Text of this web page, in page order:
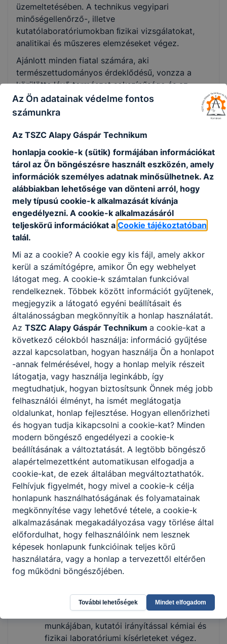
üzemeltetésében. A technikus vegyipari
minőségellenőrző-, illetve
kutatólaboratóriumokban ﬁzikai vizsgálatokat,
analitikai és műszeres elemzéseket végez.
Ajánlott minden fiatal számára, aki
természettudományos érdeklődésű, vonzza a
körülötte lévő természet sokszínűsége és az
anyagok megismerése. Jó választás annak, aki
szeret kísérletezni és összefüggéseket felismerni,
KOMPETENCIAELVÁRÁS
Természettudományos gondolkodás,
környezettudatos szemlélet, precíz, biztos
munkavégzés, azonnali helyzetfelismerés, logikus
gondolkodás, kézügyesség, csapatmunka.
A SZAKKÉPZETTSÉGGEL RENDELKEZŐ
felméri a vizsgálatokhoz szükséges
vegyszerek, anyagok, mérőműszerek és
eszközök mennyiségét és műszaki
állapotát;
ellenőrzi, irányítja az alapanyagok,
gyártási segédanyagok beszállítását,
raktározását és feldolgozását;
intézkedik az üzemzavarok, minőségi
problémák elhárítása érdekében;
intézkedik a gyártás során felmerülő
javítási, karbantartási munkák elvégzése
felől;
gondoskodik a gyártási feltételek
folyamatos fenntartásáról, ellenőrzi a
zavartalan alapanyag- és energiaellátást;
elvégzi a termeléssel összefüggésben
szükséges közvetlen minőségi ellenőrző
laboratóriumi vizsgálatokat;
laboratóriumi műveleteket hajt végre
önállóan vagy magasabb képzettségű
szakember (üzemmérnök vagy mérnök)
irányításával, utasítások alapján, illetve
műszaki leírás, egyéb dokumentum
alapján;
mintákat vesz vagy átveszi a vizsgálandó
mintákat, analitikai munkát végez;
kiértékeli az elvégzett laboratóriumi
az előírásokkal;
részt vesz a kutatólaboratóriumok
munkájában, kutatói irányítással kémiai és
fizikai laboratóriumi kísérleteket végez.
Az Ön adatainak védelme fontos
számunkra
Az TSZC Alapy Gáspár Technikum
honlapja cookie-k (sütik) formájában információkat
tárol az Ön böngészésre használt eszközén, amely
információk személyes adatnak minősülhetnek. Az
alábbiakban lehetősége van dönteni arról, hogy
mely típusú cookie-k alkalmazását kívánja
engedélyezni. A cookie-k alkalmazásáról
teljeskörű információkat a Cookie tájékoztatóban
talál.
Mi az a cookie? A cookie egy kis fájl, amely akkor
kerül a számítógépre, amikor Ön egy webhelyet
látogat meg. A cookie-k számtalan funkcióval
rendelkeznek. Többek között információt gyűjtenek,
megjegyzik a látogató egyéni beállításait és
általánosságban megkönnyítik a honlap használatát.
Az TSZC Alapy Gáspár Technikum a cookie-kat a
következő célokból használja: információ gyűjtése
azzal kapcsolatban, hogyan használja Ön a honlapot
-annak felmérésével, hogy a honlap melyik részeit
látogatja, vagy használja leginkább, így
megtudhatjuk, hogyan biztosítsunk Önnek még jobb
felhasználói élményt, ha ismét meglátogatja
oldalunkat, honlap fejlesztése. Hogyan ellenőrizheti
és hogyan tudja kikapcsolni a cookie-kat? Minden
modern böngésző engedélyezi a cookie-k
beállításának a változtatását. A legtöbb böngésző
alapértelmezettként automatikusan elfogadja a
cookie-kat, de ezek általában megváltoztathatók.
Felhívjuk figyelmét, hogy mivel a cookie-k célja
honlapunk használhatóságának és folyamatainak
megkönnyítése vagy lehetővé tétele, a cookie-k
alkalmazásának megakadályozása vagy törlése által
előfordulhat, hogy felhasználóink nem lesznek
képesek honlapunk funkcióinak teljes körű
használatára, vagy a honlap a tervezettől eltérően
fog működni böngészőjében.
További lehetőségek Mindet elfogadom